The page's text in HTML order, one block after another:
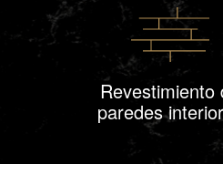
Revestimiento
paredes